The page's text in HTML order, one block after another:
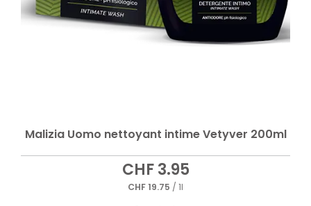
Malizia Uomo nettoyant intime Vetyver 200ml
CHF3.95
CHF19.75 / 1l